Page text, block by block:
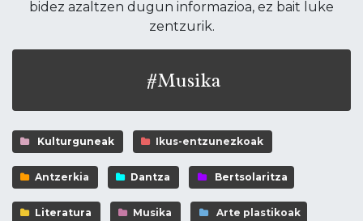
bidez azaltzen dugun informazioa, ez bait luke
zentzurik.
#Musika
Kulturguneak Ikus-entzunezkoak
Antzerkia Dantza Bertsolaritza
Literatura Musika Arte plastikoak